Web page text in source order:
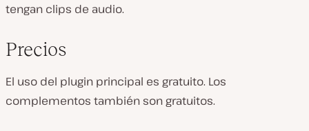
tengan clips de audio.
Precios
El uso del plugin principal es gratuito. Los
complementos también son gratuitos.